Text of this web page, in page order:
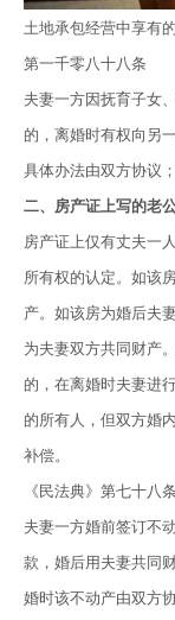
土地承包经营中享有
第一千零八十八条
夫妻一方因抚育子女
的，离婚时有权向另
具体办法由双方协议
二、房产证上写的老
房产证上仅有丈夫一
所有权的认定。如该
产。如该房为婚后夫
为夫妻双方共同财产
的，在离婚时夫妻进
的所有人，但双方婚
补偿。
《民法典》第七十八条
夫妻一方婚前签订不
款，婚后用夫妻共同
婚时该不动产由双方协